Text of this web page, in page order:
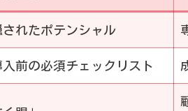
れたポテンシャル
前の必須チェックリスト